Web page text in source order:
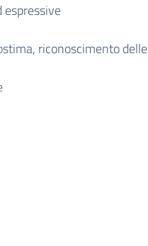
espressive
riconoscimento delle